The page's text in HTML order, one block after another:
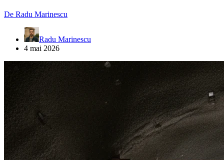
De Radu Marinescu
Radu Marinescu
4 mai 2026